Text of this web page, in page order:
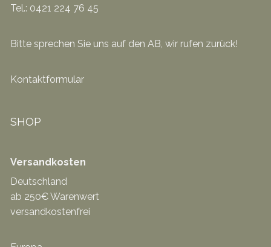
Tel.: 0421 224 76 45
Bitte sprechen Sie uns auf den AB, wir rufen zurück!
Kontaktformular
SHOP
Versandkosten
Deutschland
ab 250€ Warenwert
versandkostenfrei